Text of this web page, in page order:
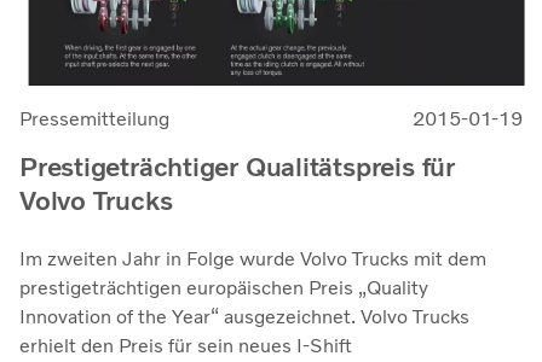
Pressemitteilung 2015-01-19
Prestigeträchtiger Qualitätspreis für
Volvo Trucks
Im zweiten Jahr in Folge wurde Volvo Trucks mit dem
prestigeträchtigen europäischen Preis „Quality
Innovation of the Year“ ausgezeichnet. Volvo Trucks
erhielt den Preis für sein neues I-Shift